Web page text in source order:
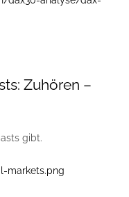
Zuhören –
gibt.